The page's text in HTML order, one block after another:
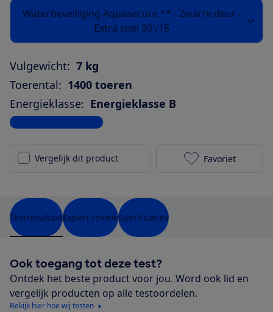
Waterbeveiliging Aquasecure ** - Zwarte deur -
Extra snel 30'/15
Vulgewicht: 7 kg
Toerental: 1400 toeren
Energieklasse: Energieklasse B
Bekijk alle specificaties
Vergelijk dit product Siemens
Favoriet
TestresultaatExpert reviewSpecificaties
Ook toegang tot deze test?
Ontdek het beste product voor jou. Word ook lid en
vergelijk producten op alle testoordelen.
Bekijk hier hoe wij testen